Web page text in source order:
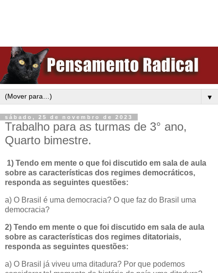
▼
sábado, 25 de novembro de 2023
Trabalho para as turmas de 3° ano,
Quarto bimestre.
1) Tendo em mente o que foi discutido em sala de aula
sobre as características dos regimes democráticos,
responda as seguintes questões:
a) O Brasil é uma democracia? O que faz do Brasil uma
democracia?
2) Tendo em mente o que foi discutido em sala de aula
sobre as características dos regimes ditatoriais,
responda as seguintes questões:
a) O Brasil já viveu uma ditadura? Por que podemos